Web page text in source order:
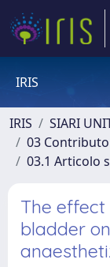
IRIS
IRIS
SIARI
03
03.1 Articolo
The
bladder